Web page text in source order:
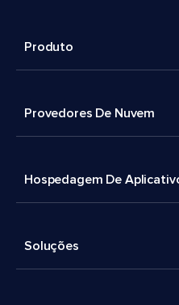
Produto
Provedores De Nuvem
Hospedagem De
Soluções